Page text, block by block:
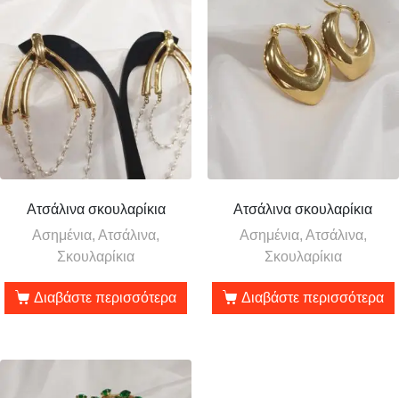
Ατσάλινα σκουλαρίκια
Ασημένια, Ατσάλινα,
Σκουλαρίκια
Διαβάστε περισσότερα
Ατσάλινα σκουλαρίκια
Ασημένια, Ατσάλινα,
Σκουλαρίκια
Διαβάστε περισσότερα